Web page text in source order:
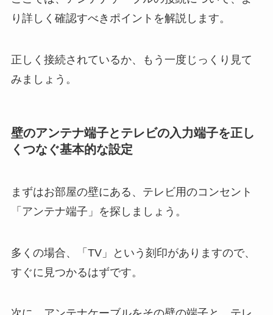
り詳しく確認すべきポイントを解説します。
正しく接続されているか、もう一度じっくり見て
みましょう。
壁のアンテナ端子とテレビの入力端子を正し
くつなぐ基本的な設定
まずはお部屋の壁にある、テレビ用のコンセント
「アンテナ端子」を探しましょう。
多くの場合、「TV」という刻印がありますので、
すぐに見つかるはずです。